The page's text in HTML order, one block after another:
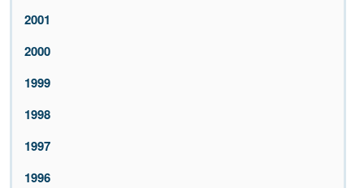
2001
2000
1999
1998
1997
1996